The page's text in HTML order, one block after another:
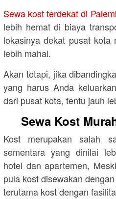
Sewa kost terdekat di
lebih hemat di biaya
lokasinya dekat pusat kota
lebih mahal.
Akan tetapi, jika
yang harus Anda
dari pusat kota, tentu jauh
Sewa Kost
Kost merupakan salah
sementara yang dinilai
hotel dan apartemen,
pula kost disewakan
terutama kost dengan